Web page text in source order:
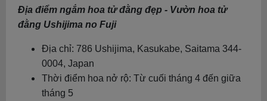
Địa điểm ngắm hoa tử đằng đẹp - Vườn hoa tử
đằng Ushijima no Fuji
Địa chỉ: 786 Ushijima, Kasukabe, Saitama 344-
0004, Japan
Thời điểm hoa nở rộ: Từ cuối tháng 4 đến giữa
tháng 5